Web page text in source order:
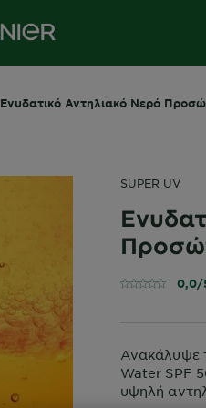
Ενυδατικό Αντηλιακό Νερό
SUPER UV
0,0/
Ανακάλυψε
Water SPF
υψηλή